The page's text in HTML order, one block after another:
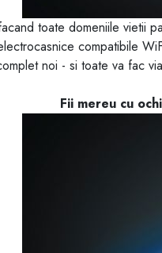
toate domeniile vietii
compatibile
noi - si toate va fac
Fii mereu cu